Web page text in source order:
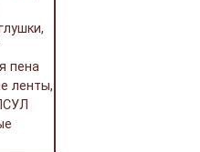
пена
ленты,